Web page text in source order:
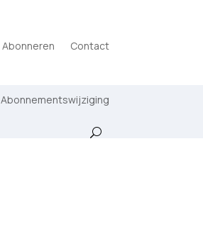
Abonneren Contact
Abonnementswijziging